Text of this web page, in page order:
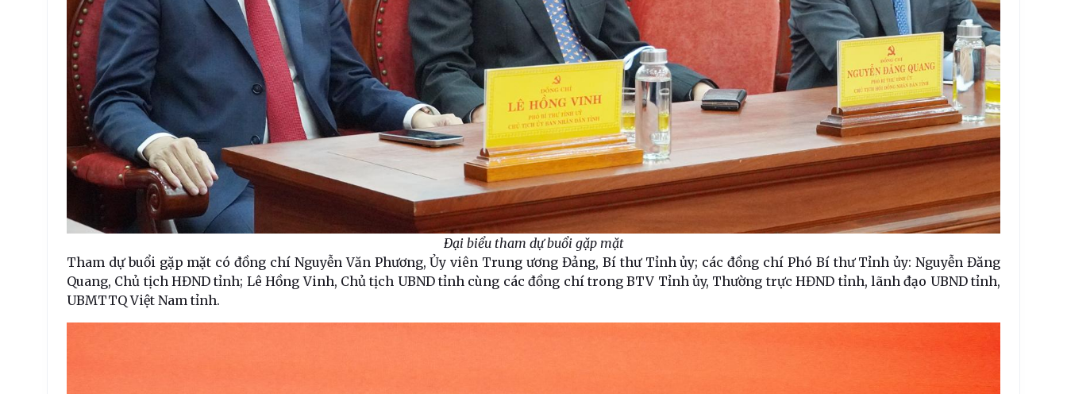
Đại biểu tham dự buổi gặp mặt
Tham dự buổi gặp mặt có đồng chí Nguyễn Văn Phương, Ủy viên Trung ương Đảng, Bí thư Tỉnh ủy; các đồng chí Phó Bí thư Tỉnh ủy: Nguyễn Đăng
Quang, Chủ tịch HĐND tỉnh; Lê Hồng Vinh, Chủ tịch UBND tỉnh cùng các đồng chí trong BTV Tỉnh ủy, Thường trực HĐND tỉnh, lãnh đạo UBND tỉnh,
UBMTTQ Việt Nam tỉnh.